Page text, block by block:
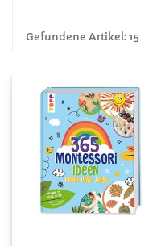
Gefundene Artikel: 15